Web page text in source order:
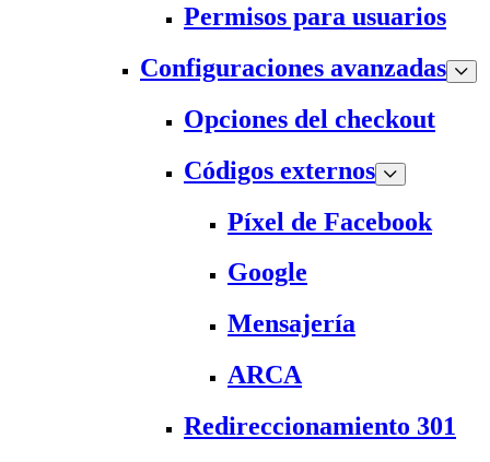
Permisos para usuarios
Configuraciones avanzadas
Opciones del checkout
Códigos externos
Píxel de Facebook
Google
Mensajería
ARCA
Redireccionamiento 301